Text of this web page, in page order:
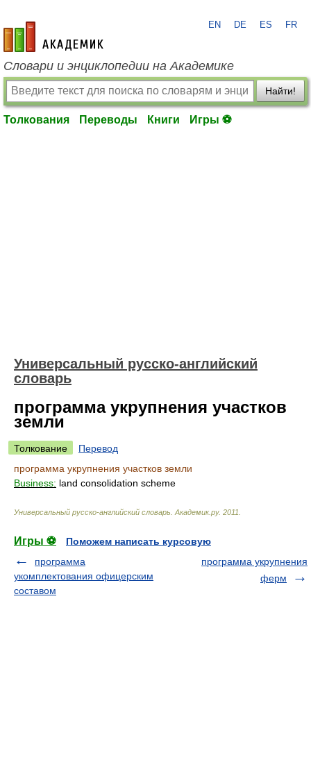
academic.ru
EN DE ES FR
Словари и энциклопедии на Академике
Найти!
Толкования Переводы Книги Игры ⚽
Универсальный русско-английский
словарь
программа укрупнения участков
земли
Толкование
Перевод
программа укрупнения участков земли
Business: land consolidation scheme
Универсальный русско-английский словарь Академик.ру. 2011
Игры ⚽
Поможем написать курсовую
программа
укомплектования офицерским
составом
программа укрупнения
ферм